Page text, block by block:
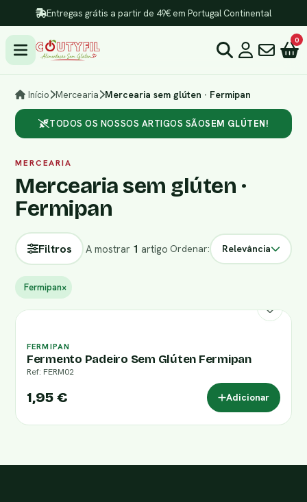
Entregas grátis a partir de 49€ em Portugal Continental
0
Início Mercearia Mercearia sem glúten · Fermipan
TODOS OS NOSSOS ARTIGOS SÃOSEM GLÚTEN!
MERCEARIA
Mercearia sem glúten ·
Fermipan
Filtros A mostrar 1 artigo Ordenar: Relevância
Fermipan×
FERMIPAN
Fermento Padeiro Sem Glúten Fermipan
Ref: FERM02
1,95 € Adicionar